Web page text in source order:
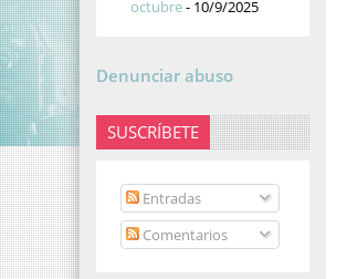
octubre- 10/9/2025
Denunciar abuso
SUSCRÍBETE
Entradas
Comentarios